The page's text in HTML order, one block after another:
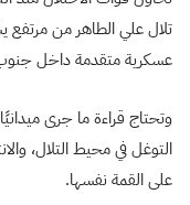
تلال علي الطاهر من
عسكرية متقدمة داخل
وتحتاج قراءة ما جرى
التوغل في محيط التلال،
على القمة نفسها.